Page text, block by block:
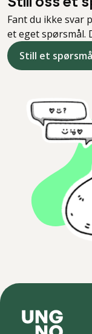
Fant du ikke svar
et eget spørsmål.
Still et